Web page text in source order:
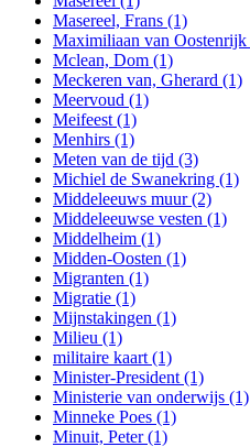
Masereel, Frans (1)
Maximiliaan van Oostenrijk
Mclean, Dom (1)
Meckeren van, Gherard (1)
Meervoud (1)
Meifeest (1)
Menhirs (1)
Meten van de tijd (3)
Michiel de Swanekring (1)
Middeleeuws muur(2)
Middeleeuwse vesten (1)
Middelheim (1)
Midden-Oosten (1)
Migranten (1)
Migratie (1)
Mijnstakingen (1)
Milieu (1)
militaire kaart (1)
Minister-President (1)
Ministerie van onderwijs (1)
Minneke Poes (1)
Minuit, Peter(1)